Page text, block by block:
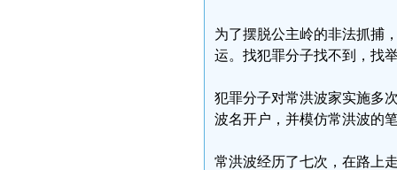
为了摆脱公主岭的非法抓捕
运。找犯罪分子找不到，找
犯罪分子对常洪波家实施多
波名开户，并模仿常洪波的
常洪波经历了七次，在路上